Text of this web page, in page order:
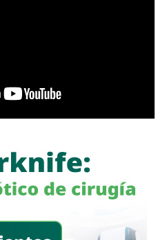
que había una barda
la mayoría de los que piden la
que, a propósito, no
los peatones que intentan
una que indique para qué o
cierta, otras en toda la